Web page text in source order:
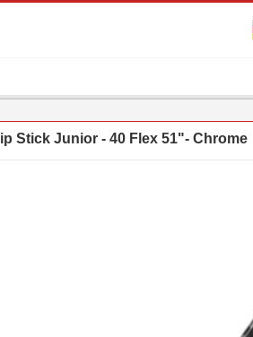
Stick Junior - 40 Flex 51"- Chrome